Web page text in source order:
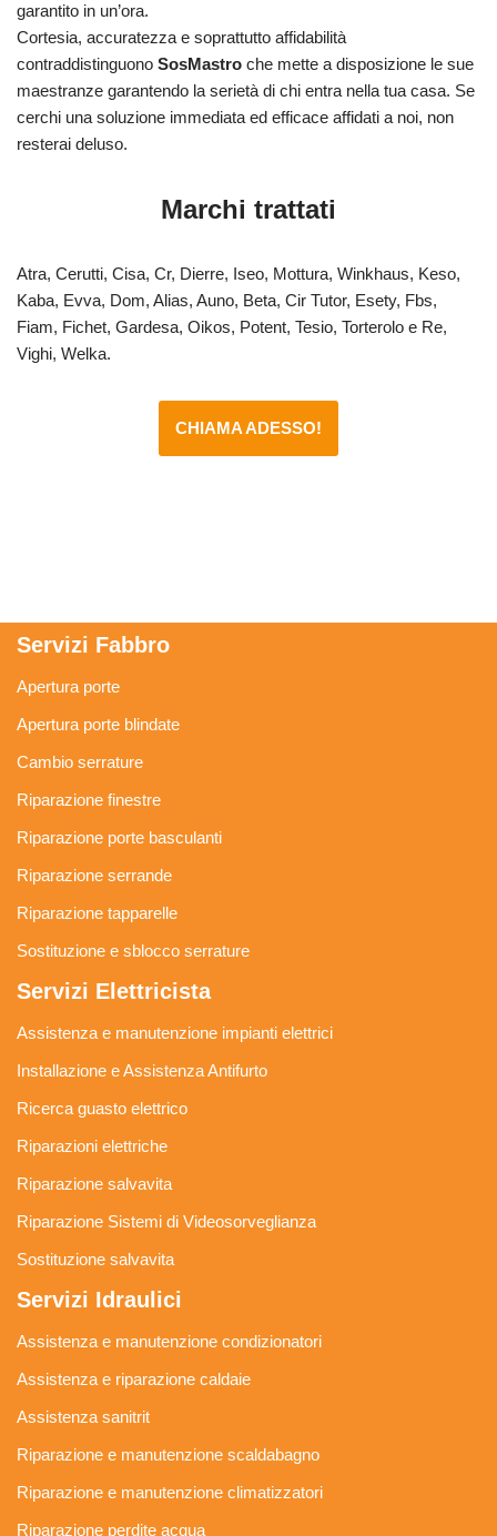
garantito in un’ora.
Cortesia, accuratezza e soprattutto affidabilità
contraddistinguono SosMastro che mette a disposizione le sue
maestranze garantendo la serietà di chi entra nella tua casa. Se
cerchi una soluzione immediata ed efficace affidati a noi, non
resterai deluso.
Marchi trattati
Atra, Cerutti, Cisa, Cr, Dierre, Iseo, Mottura, Winkhaus, Keso,
Kaba, Evva, Dom, Alias, Auno, Beta, Cir Tutor, Esety, Fbs,
Fiam, Fichet, Gardesa, Oikos, Potent, Tesio, Torterolo e Re,
Vighi, Welka.
CHIAMA ADESSO!
Servizi Fabbro
Apertura porte
Apertura porte blindate
Cambio serrature
Riparazione finestre
Riparazione porte basculanti
Riparazione serrande
Riparazione tapparelle
Sostituzione e sblocco serrature
Servizi Elettricista
Assistenza e manutenzione impianti elettrici
Installazione e Assistenza Antifurto
Ricerca guasto elettrico
Riparazioni elettriche
Riparazione salvavita
Riparazione Sistemi di Videosorveglianza
Sostituzione salvavita
Servizi Idraulici
Assistenza e manutenzione condizionatori
Assistenza e riparazione caldaie
Assistenza sanitrit
Riparazione e manutenzione scaldabagno
Riparazione e manutenzione climatizzatori
Riparazione perdite acqua